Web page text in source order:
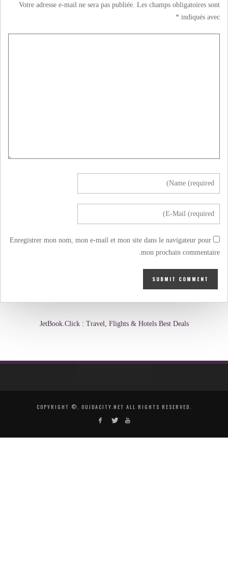
Votre adresse e-mail ne sera pas publiée. Les champs obligatoires sont
indiqués avec
*
Enregistrer mon nom, mon e-mail et mon site dans le navigateur pour
mon prochain commentaire.
JetBook.Click : Travel, Flights & Hotels Best Deals
COPYRIGHT ©, OUJDACITY.NET ALL RIGHTS RESERVED.